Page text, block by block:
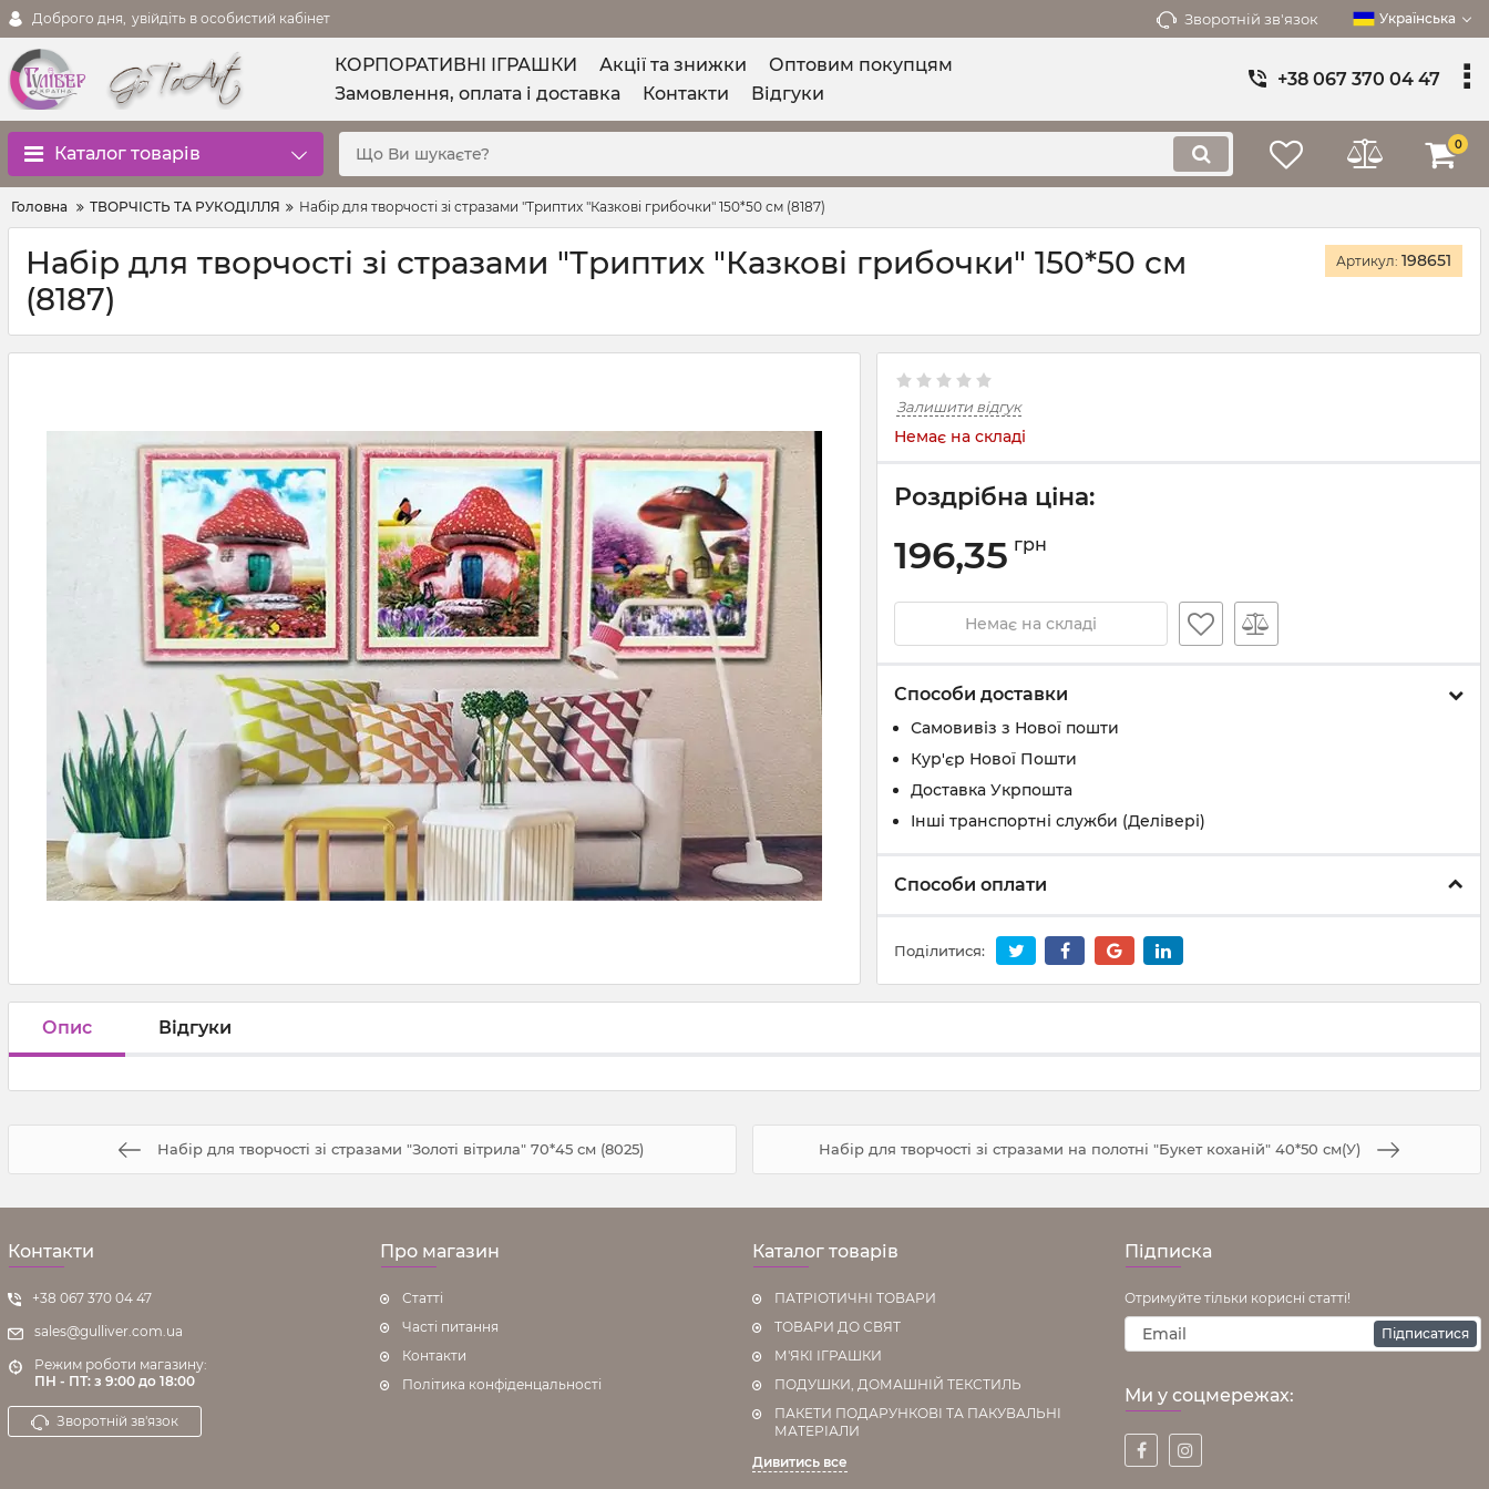
Доброго дня, увійдіть в особистий кабінет Зворотній зв'язок Українська
КОРПОРАТИВНІ ІГРАШКИ Акції та знижки
Оптовим покупцям
Замовлення, оплата і доставка
Контакти Відгуки
+38 067 370 04 47
Каталог товарів 0
Головна ТВОРЧІСТЬ ТА РУКОДІЛЛЯ Набір для творчості зі стразами "Триптих "Казкові грибочки" 150*50 см (8187)
Набір для творчості зі стразами "Триптих "Казкові грибочки" 150*50 см
(8187)
Артикул: 198651
Залишити відгук
Немає на складі
Роздрібна ціна:
196,35 грн
Немає на складі
Способи доставки
Самовивіз з Нової пошти
Кур'єр Нової Пошти
Доставка Укрпошта
Інші транспортні служби (Делівері)
Способи оплати
Поділитися:
Опис Відгуки
Набір для творчості зі стразами "Золоті вітрила" 70*45 см (8025) Набір для творчості зі стразами на полотні "Букет коханій" 40*50 см(У)
Контакти
+38 067 370 04 47
sales@gulliver.com.ua
Режим роботи магазину:
ПН - ПТ: з 9:00 до 18:00
Зворотній зв'язок
Про магазин
Статті
Часті питання
Контакти
Політика конфіденцальності
Каталог товарів
ПАТРІОТИЧНІ ТОВАРИ
ТОВАРИ ДО СВЯТ
М'ЯКІ ІГРАШКИ
ПОДУШКИ, ДОМАШНІЙ ТЕКСТИЛЬ
ПАКЕТИ ПОДАРУНКОВІ ТА ПАКУВАЛЬНІ
МАТЕРІАЛИ
Дивитись все
Підписка
Отримуйте тільки корисні статті!
Підписатися
Ми у соцмережах: